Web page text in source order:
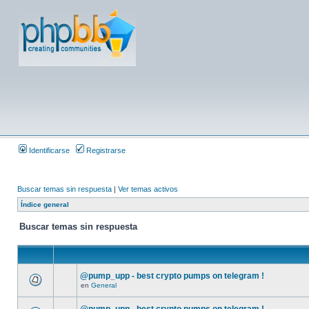
Identificarse Registrarse
Buscar temas sin respuesta | Ver temas activos
Índice general
Buscar temas sin respuesta
@pump_upp - best crypto pumps on telegram !
en General